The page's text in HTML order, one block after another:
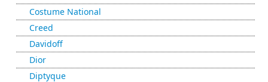
Costume National
Creed
Davidoff
Dior
Diptyque